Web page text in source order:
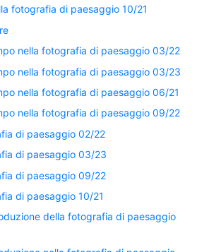
fotografia di paesaggio 10/21
nella fotografia di paesaggio 03/22
nella fotografia di paesaggio 03/23
nella fotografia di paesaggio 06/21
nella fotografia di paesaggio 09/22
di paesaggio 02/22
di paesaggio 03/23
di paesaggio 09/22
di paesaggio 10/21
della fotografia di paesaggio